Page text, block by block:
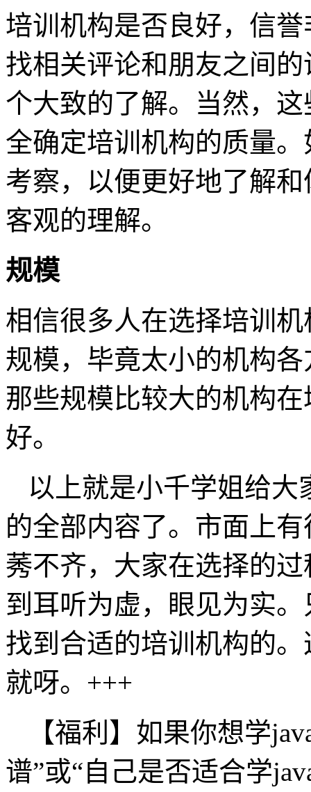
培训机构是否良好，信
找相关评论和朋友之间
个大致的了解。当然，
全确定培训机构的质量
考察，以便更好地了解
客观的理解。
规模
相信很多人在选择培训
规模，毕竟太小的机构
那些规模比较大的机构
好。
以上就是小千学姐给大
的全部内容了。市面上
莠不齐，大家在选择的
到耳听为虚，眼见为实
找到合适的培训机构的
就呀。+++
【福利】如果你想学
谱”或“自己是否适合学